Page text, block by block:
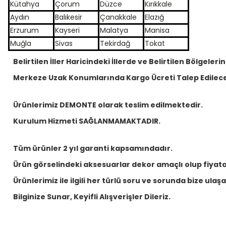
Kütahya Çorum Düzce
Kırıkkale
Aydın
Balıkesir Çanakkale
Elazığ
Erzurum
Kayseri Malatya
Manisa
Muğla
Sivas Tekirdağ
Tokat
Belirtilen İller Haricindeki İllerde ve Belirtilen Bölgelerin
Merkeze Uzak Konumlarında Kargo Ücreti Talep
Ürünlerimiz DEMONTE olarak teslim edilmektedir.
Kurulum Hizmeti SAĞLANMAMAKTADIR.
Tüm ürünler 2 yıl garanti kapsamındadır.
Ürün görselindeki aksesuarlar dekor amaçlı olup
Ürünlerimiz ile ilgili her türlü soru ve sorunda bize
Bilginize Sunar, Keyifli Alışverişler Dileriz.